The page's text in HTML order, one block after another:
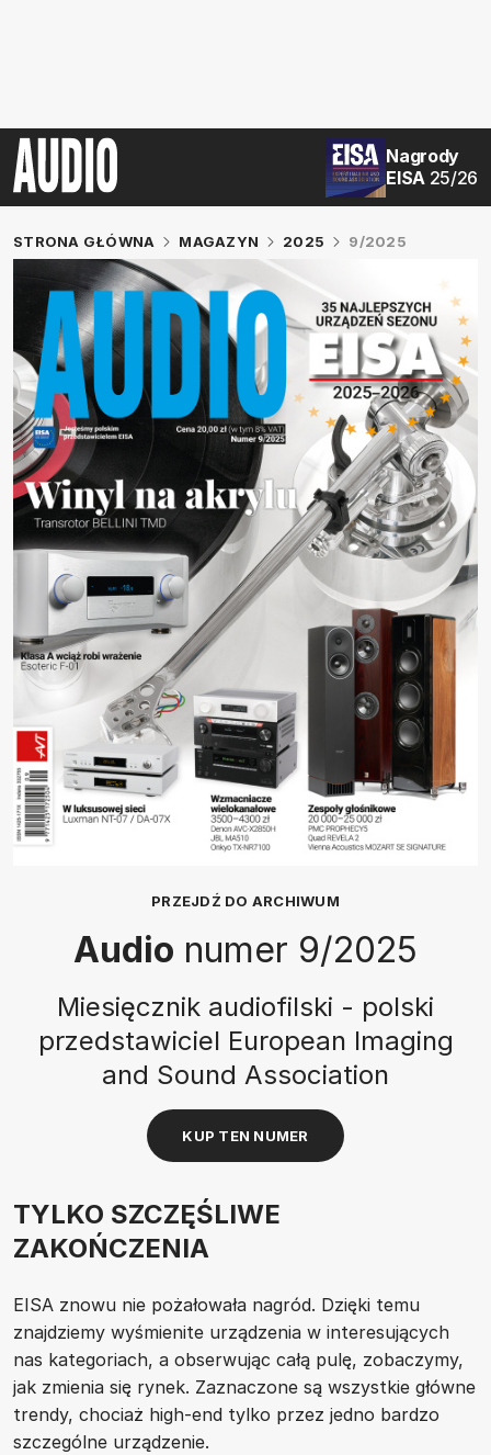
Nagrody
EISA 25/26
STRONA GŁÓWNA MAGAZYN 2025 9/2025
PRZEJDŹ DO ARCHIWUM
Audio numer 9/2025
Miesięcznik audiofilski - polski
przedstawiciel European Imaging
and Sound Association
KUP TEN NUMER
TYLKO SZCZĘŚLIWE
ZAKOŃCZENIA
EISA znowu nie pożałowała nagród. Dzięki temu
znajdziemy wyśmienite urządzenia w interesujących
nas kategoriach, a obserwując całą pulę, zobaczymy,
jak zmienia się rynek. Zaznaczone są wszystkie główne
trendy, chociaż high-end tylko przez jedno bardzo
szczególne urządzenie.